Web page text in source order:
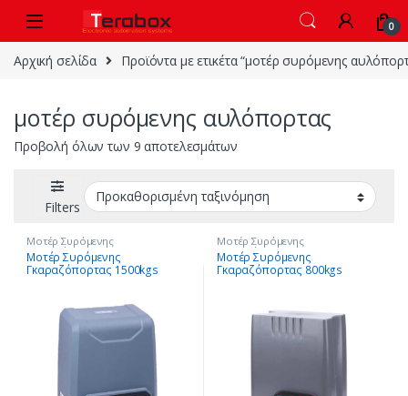
Skip to navigation
0
Αρχική σελίδα Προϊόντα με ετικέτα “μοτέρ συρόμενης
μοτέρ συρόμενης αυλόπορτας
Προβολή όλων των 9 αποτελεσμάτων
Filters
Μοτέρ Συρόμενης
Γκαραζόπορτας , ΝΕΕΣ
ΠΑΡΑΛΑΒΕΣ
Μοτέρ Συρόμενης
Γκαραζόπορτας 1500kgs
Μοτέρ Συρόμενης
Γκαραζόπορτας , ΝΕΕΣ
ΠΑΡΑΛΑΒΕΣ
Μοτέρ Συρόμενης
Γκαραζόπορτας 800kgs